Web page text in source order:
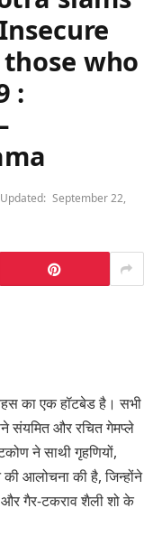
who
:
Updated: September 22,
का एक हॉटबेड है। सभी
संयमित और रचित गेमप्ले
ने साथी गृहणियों,
आलोचना की है, जिन्होंने
और गैर-टकराव शैली शो के